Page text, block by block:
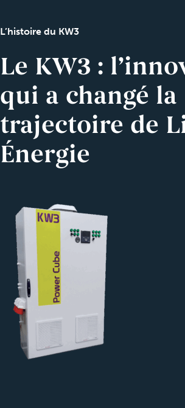
L’histoire du KW3
Le KW3 :
qui a changé la
trajectoire de
Énergie